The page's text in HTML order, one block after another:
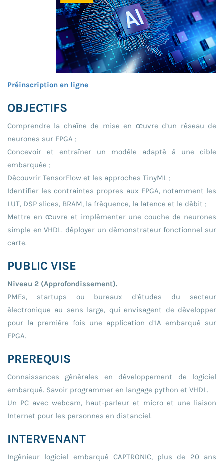
Préinscription en ligne
OBJECTIFS
Comprendre la chaîne de mise en œuvre d’un réseau de
neurones sur FPGA ;
Concevoir et entraîner un modèle adapté à une cible
embarquée ;
Découvrir TensorFlow et les approches TinyML ;
Identifier les contraintes propres aux FPGA, notamment les
LUT, DSP slices, BRAM, la fréquence, la latence et le débit ;
Mettre en œuvre et implémenter une couche de neurones
simple en VHDL. déployer un démonstrateur fonctionnel sur
carte.
PUBLIC VISE
Niveau 2 (Approfondissement).
PMEs, startups ou bureaux d’études du secteur
électronique au sens large, qui envisagent de développer
pour la première fois une application d’IA embarqué sur
FPGA.
PREREQUIS
Connaissances générales en développement de logiciel
embarqué. Savoir programmer en langage python et VHDL.
Un PC avec webcam, haut-parleur et micro et une liaison
Internet pour les personnes en distanciel.
INTERVENANT
Ingénieur logiciel embarqué CAPTRONIC, plus de 20 ans